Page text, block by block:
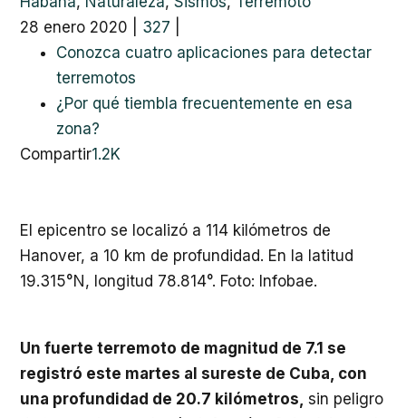
28 enero 2020
327
Conozca cuatro aplicaciones para detectar
terremotos
¿Por qué tiembla frecuentemente en esa
zona?
Compartir1.2K
El epicentro se localizó a 114 kilómetros de
Hanover, a 10 km de profundidad. En la latitud
19.315°N, longitud 78.814°. Foto: Infobae.
Un fuerte terremoto de magnitud de 7.1 se
registró este martes al sureste de Cuba, con
una profundidad de 20.7 kilómetros, sin peligro